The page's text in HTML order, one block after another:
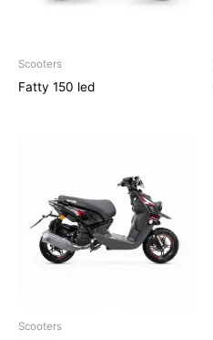
Scooters
Fatty 150 led
Scooters